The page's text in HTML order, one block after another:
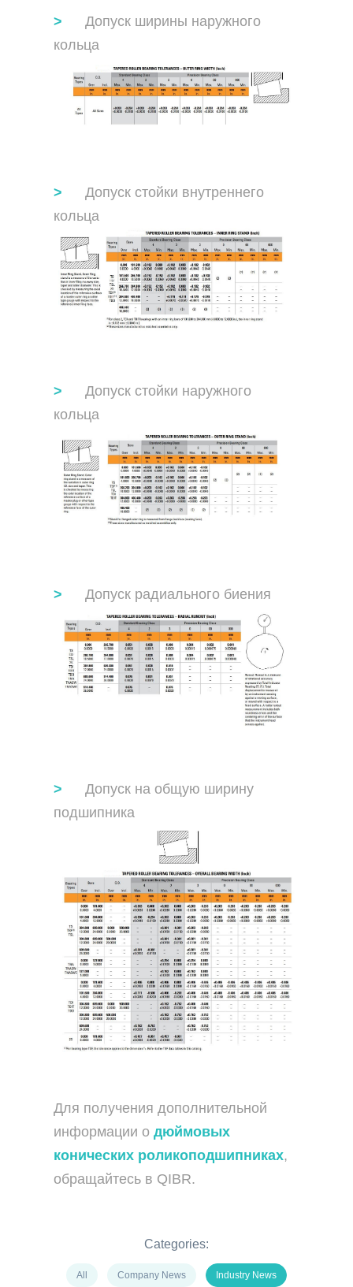
Допуск ширины наружного
кольца
Допуск стойки внутреннего
кольца
Допуск стойки наружного
кольца
Допуск радиального биения
Допуск на общую ширину
подшипника
Для получения дополнительной
информации о дюймовых
конических роликоподшипниках,
обращайтесь в QIBR.
Categories:
All Company News Industry News